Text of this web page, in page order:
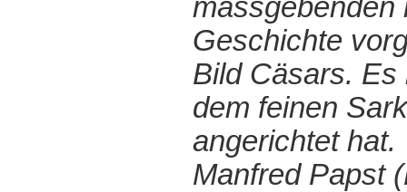
massgebenden
Geschichte
Bild Cäsars. Es
dem feinen
angerichtet hat.
Manfred Papst